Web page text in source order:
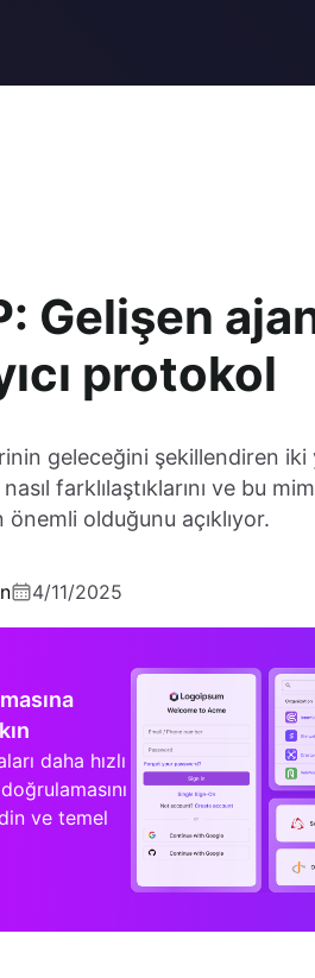
Gelişen
protokol
geleceğini şekillendiren
nasıl farklılaştıklarını ve bu
olduğunu açıklıyor.
4/11/2025
daha hızlı
ve temel